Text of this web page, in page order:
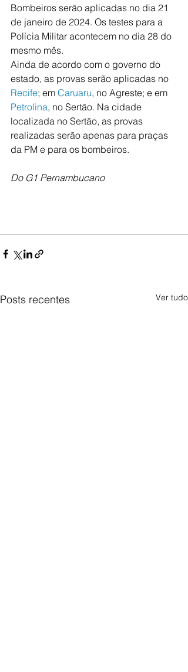
Bombeiros serão aplicadas no dia 21
de janeiro de 2024. Os testes para a
Polícia Militar acontecem no dia 28 do
mesmo mês.
Ainda de acordo com o governo do
estado, as provas serão aplicadas no
Recife; em Caruaru, no Agreste; e em
Petrolina, no Sertão. Na cidade
localizada no Sertão, as provas
realizadas serão apenas para praças
da PM e para os bombeiros.
Do G1 Pernambucano
Posts recentes Ver tudo